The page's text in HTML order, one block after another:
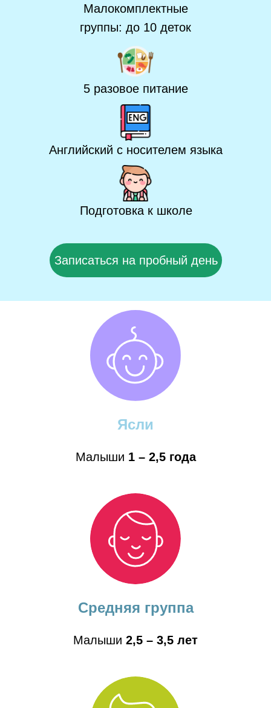
Малокомплектные
группы: до 10 деток
5 разовое питание
Английский с носителем языка
Подготовка к школе
Записаться на пробный день
Ясли
Малыши 1 – 2,5 года
Средняя группа
Малыши 2,5 – 3,5 лет